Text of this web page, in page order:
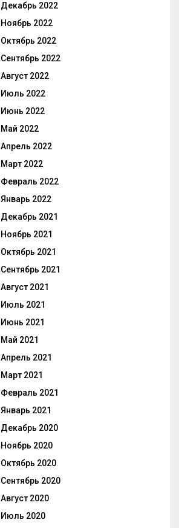
Декабрь 2022
Ноябрь 2022
Октябрь 2022
Сентябрь 2022
Август 2022
Июль 2022
Июнь 2022
Май 2022
Апрель 2022
Март 2022
Февраль 2022
Январь 2022
Декабрь 2021
Ноябрь 2021
Октябрь 2021
Сентябрь 2021
Август 2021
Июль 2021
Июнь 2021
Май 2021
Апрель 2021
Март 2021
Февраль 2021
Январь 2021
Декабрь 2020
Ноябрь 2020
Октябрь 2020
Сентябрь 2020
Август 2020
Июль 2020